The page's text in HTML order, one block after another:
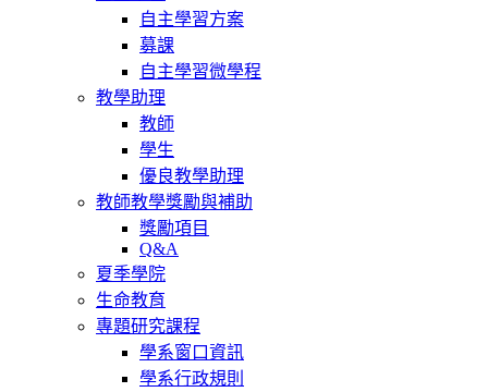
自主學習方案
募課
自主學習微學程
教學助理
教師
學生
優良教學助理
教師教學獎勵與補助
獎勵項目
Q&A
夏季學院
生命教育
專題研究課程
學系窗口資訊
學系行政規則